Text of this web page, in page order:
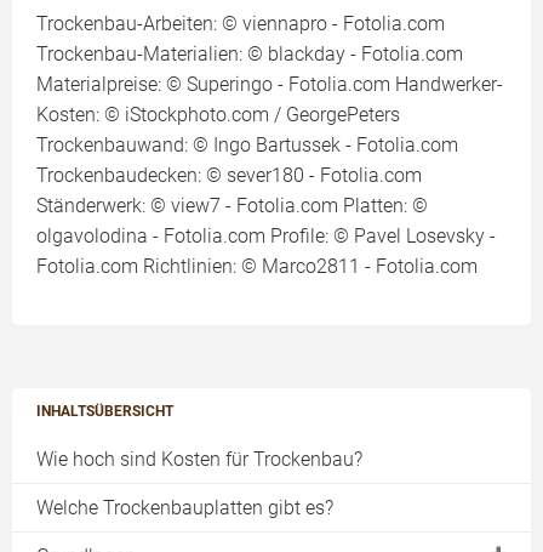
INHALTSÜBERSICHT
Wie hoch sind Kosten für Trockenbau?
Welche Trockenbauplatten gibt es?
Trockenbau-Arbeiten: © viennapro - Fotolia.com
Trockenbau-Materialien: © blackday - Fotolia.com
Materialpreise: © Superingo - Fotolia.com Handwerker-
Kosten: © iStockphoto.com / GeorgePeters
Trockenbauwand: © Ingo Bartussek - Fotolia.com
Trockenbaudecken: © sever180 - Fotolia.com
Ständerwerk: © view7 - Fotolia.com Platten: ©
olgavolodina - Fotolia.com Profile: © Pavel Losevsky -
Fotolia.com Richtlinien: © Marco2811 - Fotolia.com